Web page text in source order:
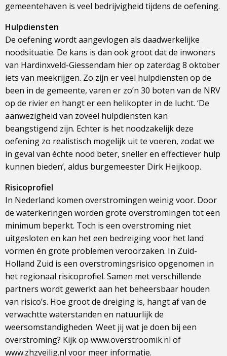
gemeentehaven is veel bedrijvigheid tijdens de oefening.
Hulpdiensten
De oefening wordt aangevlogen als daadwerkelijke
noodsituatie. De kans is dan ook groot dat de inwoners
van Hardinxveld-Giessendam hier op zaterdag 8 oktober
iets van meekrijgen. Zo zijn er veel hulpdiensten op de
been in de gemeente, varen er zo’n 30 boten van de NRV
op de rivier en hangt er een helikopter in de lucht. ‘De
aanwezigheid van zoveel hulpdiensten kan
beangstigend zijn. Echter is het noodzakelijk deze
oefening zo realistisch mogelijk uit te voeren, zodat we
in geval van échte nood beter, sneller en effectiever hulp
kunnen bieden’, aldus burgemeester Dirk Heijkoop.
Risicoprofiel
In Nederland komen overstromingen weinig voor. Door
de waterkeringen worden grote overstromingen tot een
minimum beperkt. Toch is een overstroming niet
uitgesloten en kan het een bedreiging voor het land
vormen én grote problemen veroorzaken. In Zuid-
Holland Zuid is een overstromingsrisico opgenomen in
het regionaal risicoprofiel. Samen met verschillende
partners wordt gewerkt aan het beheersbaar houden
van risico’s. Hoe groot de dreiging is, hangt af van de
verwachtte waterstanden en natuurlijk de
weersomstandigheden. Weet jij wat je doen bij een
overstroming? Kijk op www.overstroomik.nl of
www.zhzveilig.nl voor meer informatie.